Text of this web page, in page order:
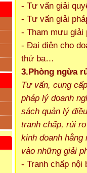
- Tư vấn giải
- Tư vấn giải
- Tham mưu giải
- Đại diện cho
thứ ba…
3.Phòng ngừa
Tư vấn, cung
pháp lý doanh
sách quản lý
tranh chấp, rủi
kinh doanh hằng
vào những giải
- Tranh chấp nội